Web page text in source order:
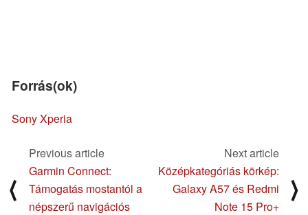
Forrás(ok)
Sony Xperia
⟨
Previous article
Garmin Connect:
Támogatás mostantól a
népszerű navigációs
Next article
Középkategóriás körkép:
Galaxy A57 és Redmi
Note 15 Pro+
⟩